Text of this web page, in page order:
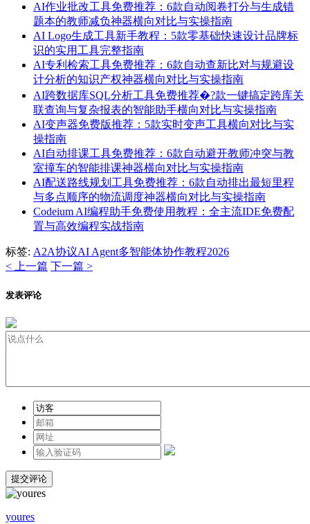
AI作业批改工具免费推荐：6款自动阅卷打分与生成错
题本的教师减负神器横向对比与实操指南
AI Logo生成工具新手教程：5款零基础快速设计品牌标
识的实用工具完整指南
AI专利检索工具免费推荐：6款自动查新比对与规避设
计分析的知识产权神器横向对比与实操指南
AI跨数据库SQL分析工具免费推荐�?款一键搞定跨库关
联查询与复杂报表的智能助手横向对比与实操指南
AI变声器免费版推荐：5款实时变声工具横向对比与实
操指南
AI自动排课工具免费推荐：6款自动避开教师冲突与教
室撞车的智能排课神器横向对比与实操指南
AI配送路线规划工具免费推荐：6款自动排出最短里程
与多点顺序的物流调度神器横向对比与实操指南
Codeium AI编程助手免费使用教程：全主流IDE免费配
置与高效编程实战指南
标签: A2A协议AI Agent多智能体协作教程2026
< 上一篇 下一篇 >
发表评论
提交评论
youres